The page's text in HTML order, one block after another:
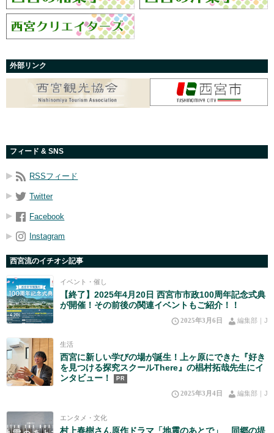
外部リンク
フィード & SNS
RSSフィード
Twitter
Facebook
Instagram
西宮流のイチオシ記事
イベント・催し
【終了】2025年4月20日 西宮市市政100周年記念式典
が開催！その前後の関連イベントもご紹介！！
2025年3月6日 編集部｜J
生活
西宮に新しい学びの場が誕生！上ヶ原にできた『好き
を見つける探究スクールThere』の椙村拓哉先生にイ
ンタビュー！
PR
2025年3月4日 編集部｜J
エンタメ・文化
村上春樹さん原作ドラマ「地震のあとで」 同郷の堤